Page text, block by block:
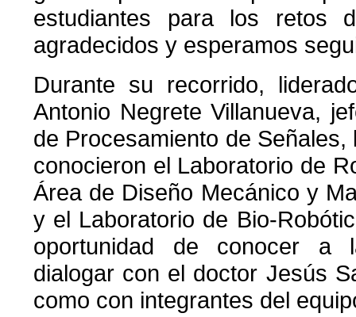
estudiantes para los retos
agradecidos y esperamos
Durante su recorrido,
Antonio Negrete Villanueva,
de Procesamiento de
conocieron el Laboratorio de
Área de Diseño Mecánico y
y el Laboratorio de Bio-
oportunidad de conocer
dialogar con el doctor Jesús
como con integrantes del